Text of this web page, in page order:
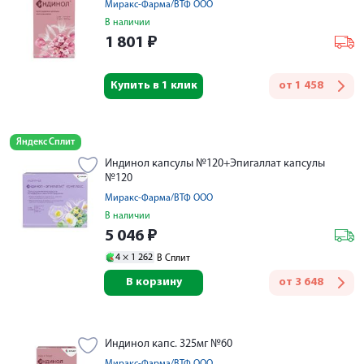
Миракс-Фарма/ВТФ ООО
В наличии
1 801 ₽
от 1 458
Купить в 1 клик
Яндекс Сплит
Индинол капсулы №120+Эпигаллат капсулы
№120
Миракс-Фарма/ВТФ ООО
В наличии
5 046 ₽
4 × 1 262 В Сплит
от 3 648
В корзину
Индинол капс. 325мг №60